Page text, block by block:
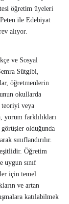
öğretim üyeleri
ile Edebiyat
alıyor.
ve Sosyal
Sütgibi,
öğretmenlerin
okullarda
veya
yorum farklılıkları
görüşler olduğunda
sınıflandırılır.
Öğretim
sınıf
için temel
ve artan
katılabilmek